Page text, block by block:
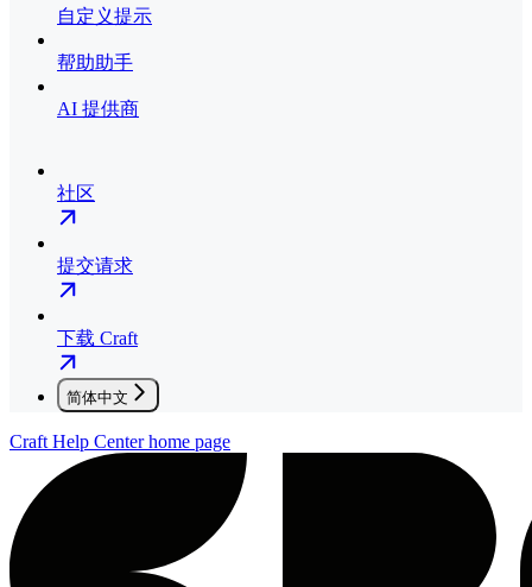
自定义提示
帮助助手
AI 提供商
社区
提交请求
下载 Craft
简体中文
Craft Help Centerhome page